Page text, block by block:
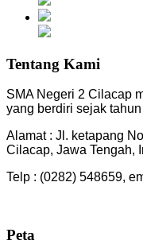
Tentang Kami
SMA Negeri 2 Cilacap
yang berdiri sejak
Alamat : Jl. ketapang
Cilacap, Jawa Tengah,
Telp : (0282) 548659,
Peta